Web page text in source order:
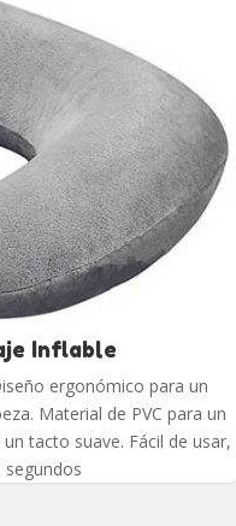
Inflable
ergonómico para un
Material de PVC para un
tacto suave. Fácil de usar,